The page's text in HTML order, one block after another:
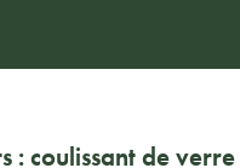
: coulissant de